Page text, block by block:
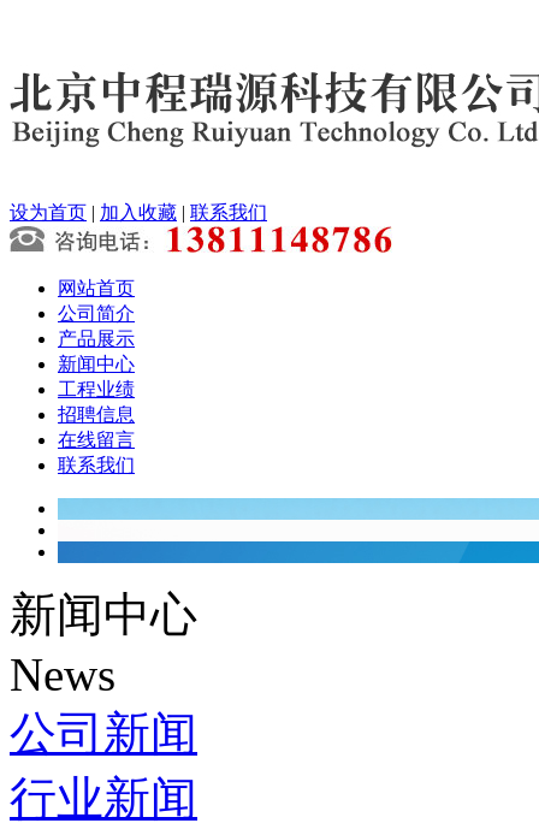
设为首页 | 加入收藏 | 联系我们
网站首页
公司简介
产品展示
新闻中心
工程业绩
招聘信息
在线留言
联系我们
新闻中心
News
公司新闻
行业新闻